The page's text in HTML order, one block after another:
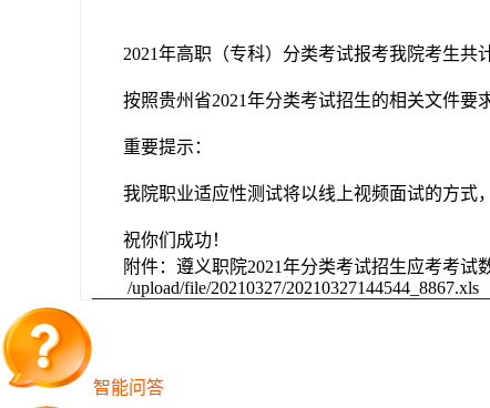
2021年高职（专科）分类考试报考我院考生共
按照贵州省2021年分类考试招生的相关文件要求
重要提示：
我院职业适应性测试将以线上视频面试的方式，
祝你们成功！
附件：遵义职院2021年分类考试招生应考考试
/upload/file/20210327/20210327144544_8867.xls
智能问答